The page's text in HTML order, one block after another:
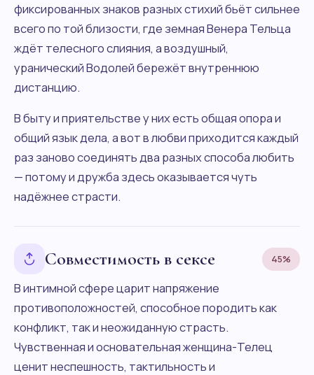
фиксированных знаков разных стихий бьёт сильнее
всего по той близости, где земная Венера Тельца
ждёт телесного слияния, а воздушный,
уранический Водолей бережёт внутреннюю
дистанцию.
В быту и приятельстве у них есть общая опора и
общий язык дела, а вот в любви приходится каждый
раз заново соединять два разных способа любить
— потому и дружба здесь оказывается чуть
надёжнее страсти.
Совместимость в сексе 45%
В интимной сфере царит напряжение
противоположностей, способное породить как
конфликт, так и неожиданную страсть.
Чувственная и основательная женщина-Телец
ценит неспешность, тактильность и